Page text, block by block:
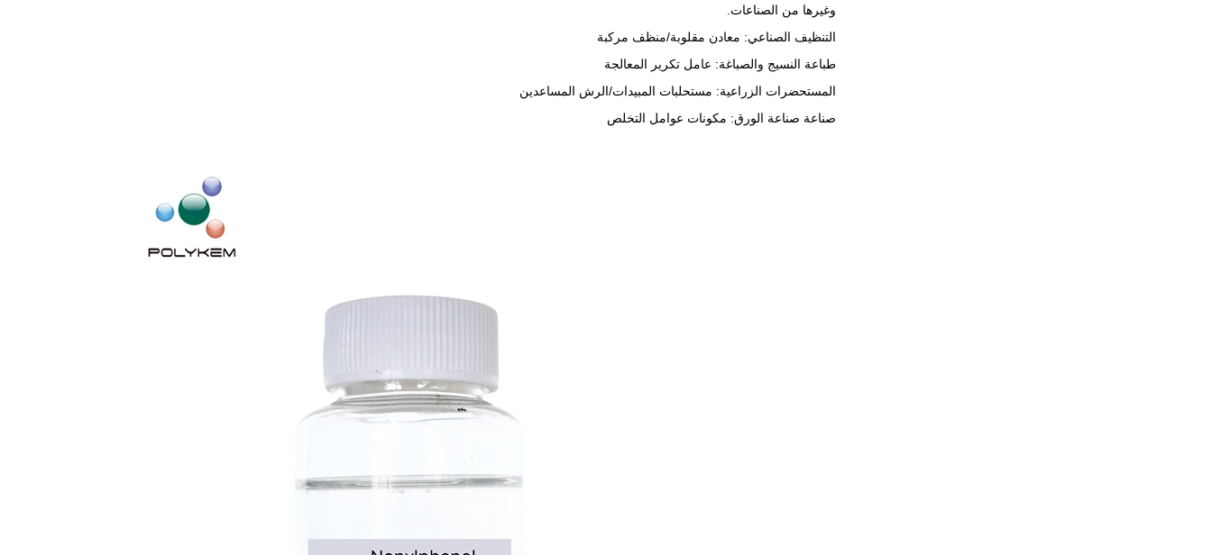
وغيرها من الصناعات.
التنظيف الصناعي: معادن مقلوبة/منظف مركبة
طباعة النسيج والصباغة: عامل تكرير المعالجة
المستحضرات الزراعية: مستحلبات المبيدات/الرش المساعدين
صناعة صناعة الورق: مكونات عوامل التخلص